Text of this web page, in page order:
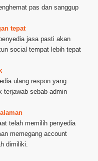
pas dan sanggup
tepat
jasa pasti akan
social tempat lebih tepat
ulang respon yang
terjawab sebab admin
telah memilih penyedia
memegang account
dimiliki.